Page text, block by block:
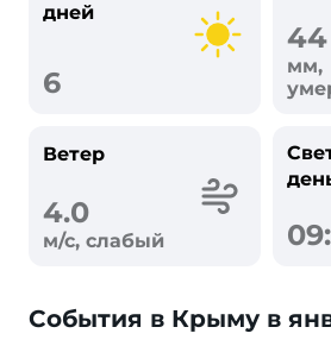
дней
6
44
мм,
Ветер
4.0
м/с, слабый
События в Крыму в